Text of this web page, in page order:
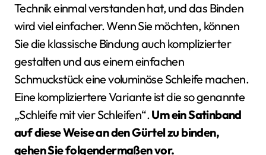
Technik einmal verstanden hat, und das Binden
wird viel einfacher. Wenn Sie möchten, können
Sie die klassische Bindung auch komplizierter
gestalten und aus einem einfachen
Schmuckstück eine voluminöse Schleife machen.
Eine kompliziertere Variante ist die so genannte
„Schleife mit vier Schleifen“.Um ein Satinband
auf diese Weise an den Gürtel zu binden,
gehen Sie folgendermaßen vor.